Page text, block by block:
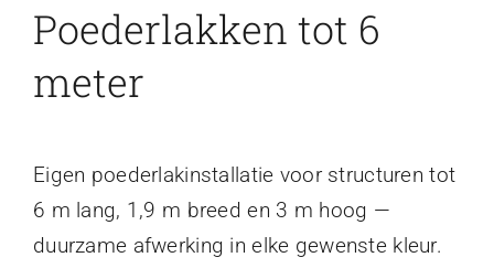
Poederlakken tot 6
meter
Eigen poederlakinstallatie voor structuren tot
6 m lang, 1,9 m breed en 3 m hoog —
duurzame afwerking in elke gewenste kleur.